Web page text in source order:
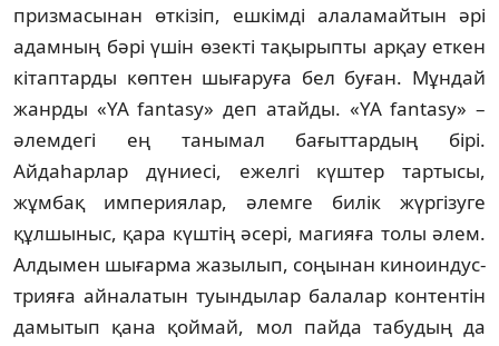
приз­масынан өткізіп, ешкімді ала­ламайтын әрі
адамның бә­рі үшін өзекті тақырыпты ар­қау еткен
кітап­тарды көптен шығаруға бел буған. Мұн­дай
жанрды «YA fantasy» деп атайды. «YA fantasy» –
әлемдегі ең танымал ба­ғыт­­тардың бірі.
Айдаһарлар дүниесі, ежел­гі күш­тер тартысы,
жұмбақ импе­рия­лар, әлем­ге билік жүргізуге
құлшыныс, қара күш­тің әсері, магияға толы әлем.
Алдымен шы­ғарма жазылып, соңынан киноин­дус-
т­рия­ға айналатын туындылар балалар кон­­тентін
дамытып қана қоймай, мол пай­да табудың да